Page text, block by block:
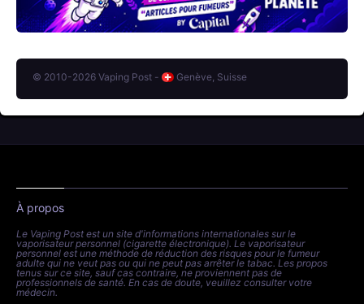
© 2010-2026 Vaping Post - Genève, Suisse
À propos
Le Vaping Post est un site d'informations internationales sur le
vaporisateur personnel (cigarette électronique). Le vaporisateur
personnel est une méthode de réduction des risques pour le fumeur
adulte qui ne veut pas ou qui ne peut pas arrêter le tabac. Les propos
tenus sur ce site, sauf cas contraire, ne proviennent pas de
professionnels de santé. En cas de doute, veuillez consulter votre
médecin.